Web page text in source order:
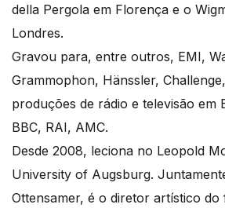
della Pergola em Florença e o
Londres.
Gravou para, entre outros, EMI,
Grammophon, Hänssler,
produções de rádio e televisão em
BBC, RAI, AMC.
Desde 2008, leciona no Leopold
University of Augsburg.
Ottensamer, é o diretor artístico do